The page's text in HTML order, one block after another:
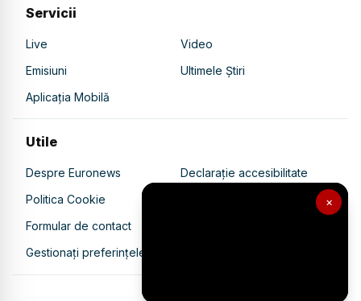
×
Servicii
Live
Video
Emisiuni
Ultimele Știri
Aplicația Mobilă
Utile
Despre Euronews
Declarație accesibilitate
Politica Cookie
Politica de confidențialitate
Formular de contact
Gestionați preferințele